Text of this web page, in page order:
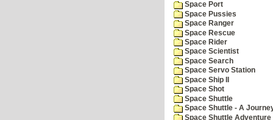
Space Port
Space Pussies
Space Ranger
Space Rescue
Space Rider
Space Scientist
Space Search
Space Servo Station
Space Ship II
Space Shot
Space Shuttle
Space Shuttle - A
Space Shuttle Adventure